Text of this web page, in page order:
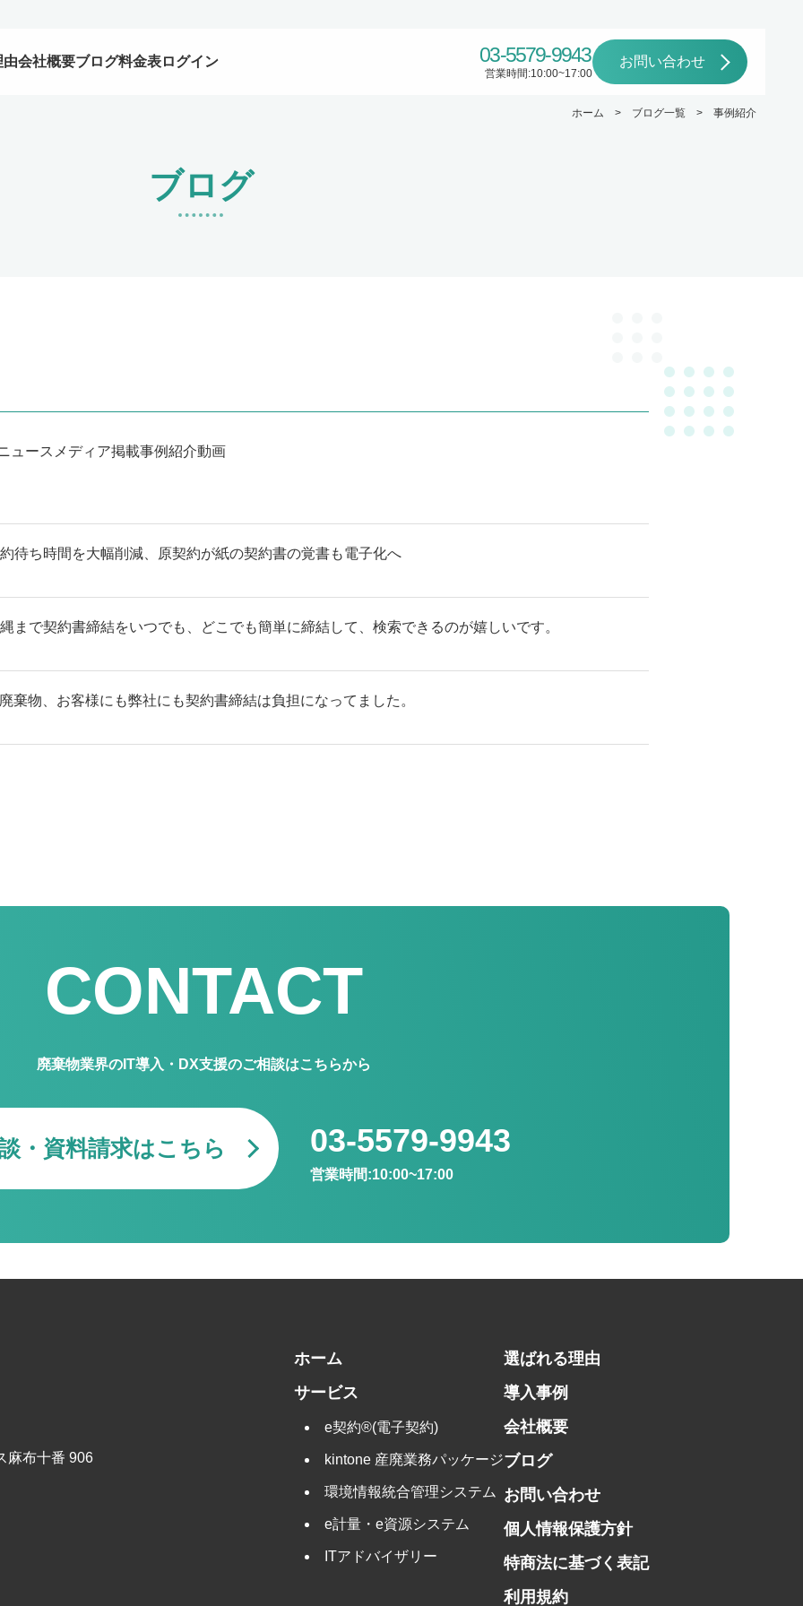
由会社概要ブログ料金表ログイン 03-5579-9943
営業時間:10:00~17:00
お問い合わせ
ホーム ブログ一覧 事例紹介
ブログ
ュース メディア掲載事例紹介動画
待ち時間を大幅削減、原契約が紙の契約書の覚書も電子化へ
まで契約書締結をいつでも、どこでも簡単に締結して、検索できるのが嬉しいです。
棄物、お客様にも弊社にも契約書締結は負担になってました。
CONTACT
廃棄物業界のIT導入・DX支援のご相談はこちらから
・資料請求はこちら 03-5579-9943
営業時間:10:00~17:00
麻布十番 906
ホーム
サービス
e契約®(電子契約)
kintone 産廃業務パッケージ
環境情報統合管理システム
e計量・e資源システム
ITアドバイザリー
選ばれる理由
導入事例
会社概要
ブログ
お問い合わせ
個人情報保護方針
特商法に基づく表記
利用規約